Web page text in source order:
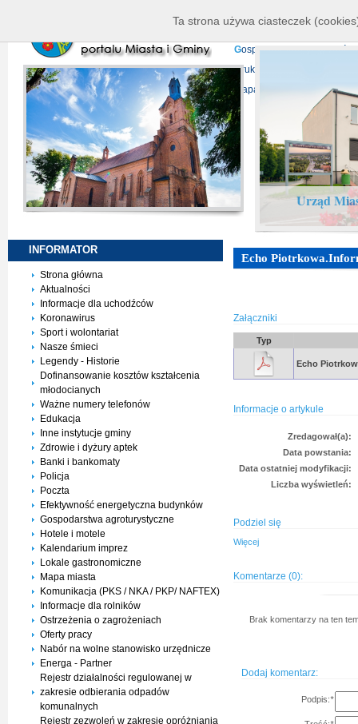
P
rojekty europejskie
Gospodarka
D ruki do pobrania
Mapa serwisu
Urząd
INFORMATOR
Strona główna
Aktualności
Informacje dla uchodźców
Koronawirus
Sport i wolontariat
Nasze śmieci
Legendy - Historie
Dofinansowanie kosztów kształcenia
młodocianych
Ważne numery telefonów
Edukacja
Inne instytucje gminy
Zdrowie i dyżury aptek
Banki i bankomaty
Policja
Poczta
Efektywność energetyczna budynków
Gospodarstwa agroturystyczne
Hotele i motele
Kalendarium imprez
Lokale gastronomiczne
Mapa miasta
Komunikacja (PKS / NKA / PKP/ NAFTEX)
Informacje dla rolników
Ostrzeżenia o zagrożeniach
Oferty pracy
Nabór na wolne stanowisko urzędnicze
Energa - Partner
Rejestr działalności regulowanej w
zakresie odbierania odpadów
komunalnych
Rejestr zezwoleń w zakresie opróżniania
Echo
Załączniki
Typ
Echo
Informacje o artykule
Zredagował(a):
Data powstania:
Data ostatniej modyfikacji:
Liczba wyświetleń:
Podziel się
Więcej
Komentarze (0):
Brak komentarzy na ten
Dodaj komentarz:
Podpis:*
Ta strona używa ciasteczek